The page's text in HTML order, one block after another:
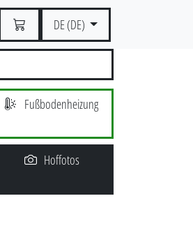
DE (DE)
Fußbodenheizung
Hoffotos